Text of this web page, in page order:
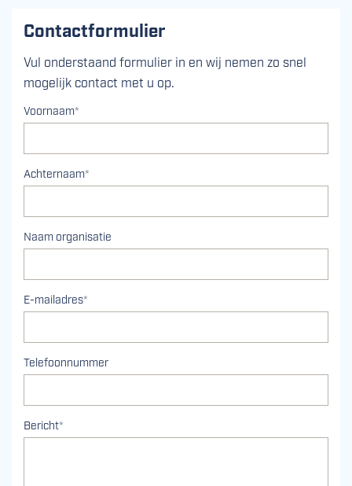
Contactformulier
Vul onderstaand formulier in en wij nemen zo snel
mogelijk contact met u op.
Voornaam*
Achternaam*
Naam organisatie
E-mailadres*
Telefoonnummer
Bericht*